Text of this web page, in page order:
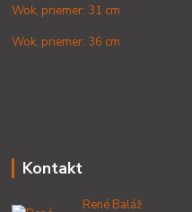
Wok, priemer: 31 cm
Wok, priemer: 36 cm
Kontakt
René Baláž